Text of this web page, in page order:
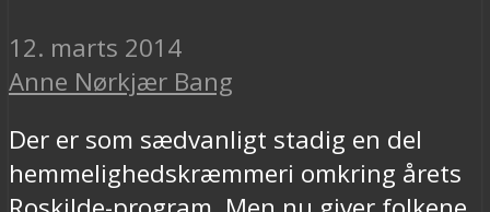
12. marts 2014
Anne Nørkjær Bang
Der er som sædvanligt stadig en del
hemmelighedskræmmeri omkring årets